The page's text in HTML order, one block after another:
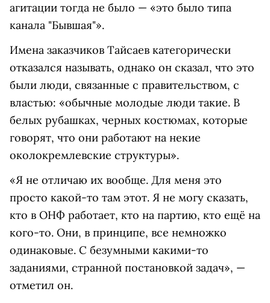
агитации тогда не было — «это было типа
канала "Бывшая"».
Имена заказчиков Тайсаев категорически
отказался называть, однако он сказал, что это
были люди, связанные с правительством, с
властью: «обычные молодые люди такие. В
белых рубашках, черных костюмах, которые
говорят, что они работают на некие
околокремлевские структуры».
«Я не отличаю их вообще. Для меня это
просто какой-то там этот. Я не могу сказать,
кто в ОНФ работает, кто на партию, кто ещё на
кого-то. Они, в принципе, все немножко
одинаковые. С безумными какими-то
заданиями, странной постановкой задач», —
отметил он.